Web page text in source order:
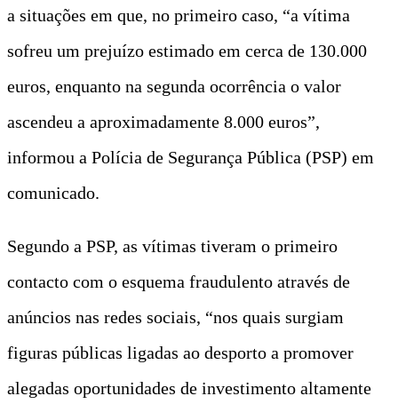
a situações em que, no primeiro caso, “a vítima
sofreu um prejuízo estimado em cerca de 130.000
euros, enquanto na segunda ocorrência o valor
ascendeu a aproximadamente 8.000 euros”,
informou a Polícia de Segurança Pública (PSP) em
comunicado.
Segundo a PSP, as vítimas tiveram o primeiro
contacto com o esquema fraudulento através de
anúncios nas redes sociais, “nos quais surgiam
figuras públicas ligadas ao desporto a promover
alegadas oportunidades de investimento altamente